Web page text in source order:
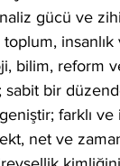
gücü ve
bilim, reform
sabit bir
farklı
net ve